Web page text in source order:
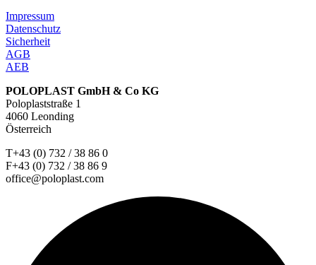
Impressum
Datenschutz
Sicherheit
AGB
AEB
POLOPLAST GmbH & Co KG
Poloplaststraße 1
4060 Leonding
Österreich
T+43 (0) 732 / 38 86 0
F+43 (0) 732 / 38 86 9
office@poloplast.com